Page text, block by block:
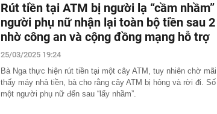
Rút tiền tại ATM bị người lạ “cầm
người phụ nữ nhận lại toàn bộ tiền sau
nhờ công an và cộng đồng mạng hỗ trợ
25/03/2025 19:24
Bà Nga thực hiện rút tiền tại một cây ATM, tuy nhiên chờ
thấy máy nhả tiền, bà cho rằng cây ATM bị hỏng và rời đi.
một người phụ nữ đến sau “lấy nhầm”.